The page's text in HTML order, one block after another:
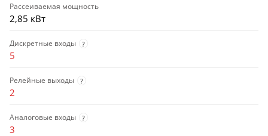
Рассеиваемая мощность
2,85 кВт
Дискретные входы ?
5
Релейные выходы ?
2
Аналоговые входы ?
3